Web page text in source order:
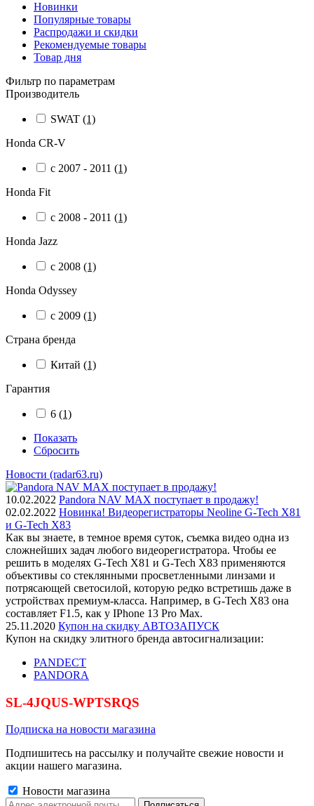
Новинки
Популярные товары
Распродажи и скидки
Рекомендуемые товары
Товар дня
Фильтр по параметрам
Производитель
SWAT (1)
Honda CR-V
c 2007 - 2011 (1)
Honda Fit
c 2008 - 2011 (1)
Honda Jazz
c 2008 (1)
Honda Odyssey
c 2009 (1)
Страна бренда
Китай (1)
Гарантия
6 (1)
Показать
Сбросить
Новости (radar63.ru)
10.02.2022 Pandora NAV MAX поступает в продажу!
02.02.2022 Новинка! Видеорегистраторы Neoline G-Tech X81
и G-Tech X83
Как вы знаете, в темное время суток, съемка видео одна из
сложнейших задач любого видеорегистратора. Чтобы ее
решить в моделях G-Tech X81 и G-Tech X83 применяются
объективы со стеклянными просветленными линзами и
потрясающей светосилой, которую редко встретишь даже в
устройствах премиум-класса. Например, в G-Tech X83 она
составляет F1.5, как у IPhone 13 Pro Max.
25.11.2020 Купон на скидку АВТОЗАПУСК
Купон на скидку элитного бренда автосигнализации:
PANDECT
PANDORA
SL-4JQUS-WPTSRQS
Подписка на новости магазина
Подпишитесь на рассылку и получайте свежие новости и
акции нашего магазина.
Новости магазина